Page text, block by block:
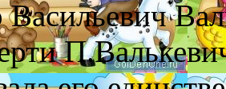
Васильевич